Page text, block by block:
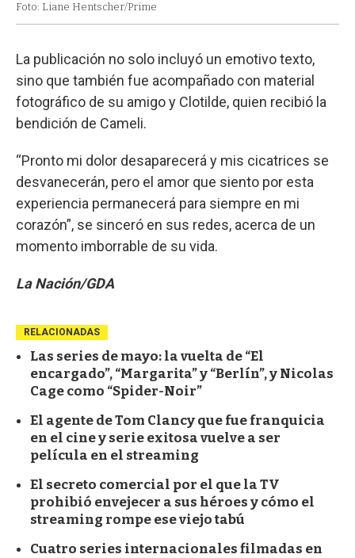
Foto: Liane Hentscher/Prime
La publicación no solo incluyó un emotivo texto,
sino que también fue acompañado con material
fotográfico de su amigo y Clotilde, quien recibió la
bendición de Cameli.
“Pronto mi dolor desaparecerá y mis cicatrices se
desvanecerán, pero el amor que siento por esta
experiencia permanecerá para siempre en mi
corazón”, se sinceró en sus redes, acerca de un
momento imborrable de su vida.
La Nación/GDA
RELACIONADAS
Las series de mayo: la vuelta de “El
encargado”, “Margarita” y “Berlín”, y Nicolas
Cage como “Spider-Noir”
El agente de Tom Clancy que fue franquicia
en el cine y serie exitosa vuelve a ser
película en el streaming
El secreto comercial por el que la TV
prohibió envejecer a sus héroes y cómo el
streaming rompe ese viejo tabú
Cuatro series internacionales filmadas en